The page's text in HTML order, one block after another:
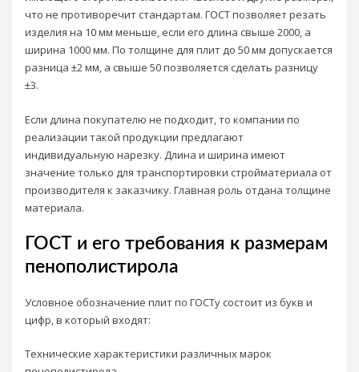
что не противоречит стандартам. ГОСТ позволяет резать
изделия на 10 мм меньше, если его длина свыше 2000, а
ширина 1000 мм. По толщине для плит до 50 мм допускается
разница ±2 мм, а свыше 50 позволяется сделать разницу
±3.
Если длина покупателю не подходит, то компании по
реализации такой продукции предлагают
индивидуальную нарезку. Длина и ширина имеют
значение только для транспортировки стройматериала от
производителя к заказчику. Главная роль отдана толщине
материала.
ГОСТ и его требования к размерам
пенополистирола
Условное обозначение плит по ГОСТу состоит из букв и
цифр, в который входят:
Технические характеристики различных марок